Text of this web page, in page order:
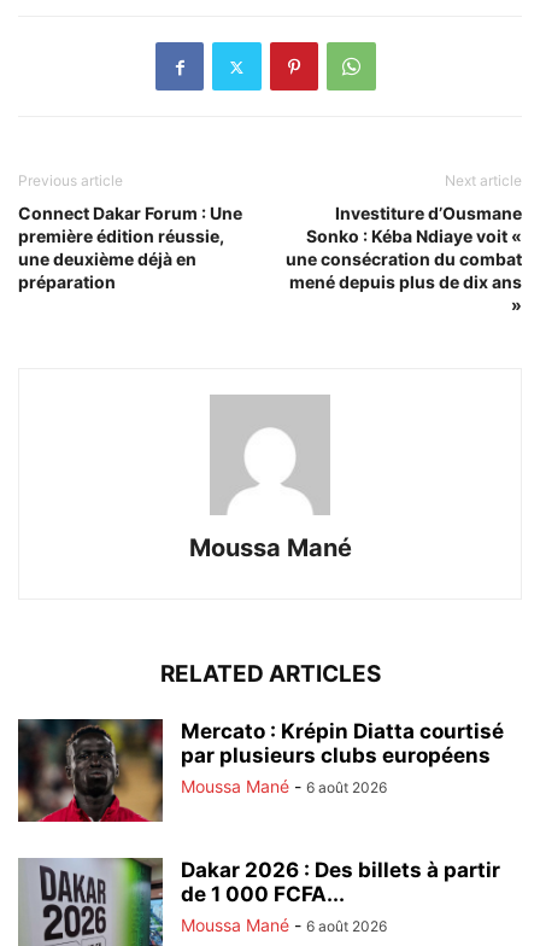
Previous article
Connect Dakar Forum : Une
première édition réussie,
une deuxième déjà en
préparation
Next article
Investiture d’Ousmane
Sonko : Kéba Ndiaye voit «
une consécration du combat
mené depuis plus de dix ans
»
Moussa Mané
RELATED ARTICLES
Mercato : Krépin Diatta courtisé
par plusieurs clubs européens
Moussa Mané - 6 août 2026
Dakar 2026 : Des billets à partir
de 1 000 FCFA...
Moussa Mané - 6 août 2026